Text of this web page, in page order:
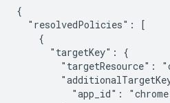
{
  "resolvedPolicies": [
    {
      "targetKey": {
"targetResource":
"app_id":